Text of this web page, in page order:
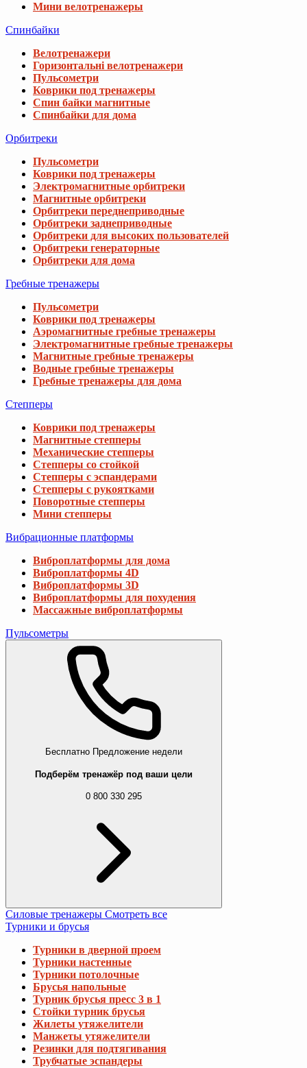
Мини велотренажеры
Спинбайки
Велотренажери
Горизонтальні велотренажери
Пульсометри
Коврики под тренажеры
Спин байки магнитные
Спинбайки для дома
Орбитреки
Пульсометри
Коврики под тренажеры
Электромагнитные орбитреки
Магнитные орбитреки
Орбитреки переднеприводные
Орбитреки заднеприводные
Орбитреки для высоких пользователей
Орбитреки генераторные
Орбитреки для дома
Гребные тренажеры
Пульсометри
Коврики под тренажеры
Аэромагнитные гребные тренажеры
Электромагнитные гребные тренажеры
Магнитные гребные тренажеры
Водные гребные тренажеры
Гребные тренажеры для дома
Степперы
Коврики под тренажеры
Магнитные степперы
Механические степперы
Степперы со стойкой
Степперы с эспандерами
Степперы с рукоятками
Поворотные степперы
Мини степперы
Вибрационные платформы
Виброплатформы для дома
Виброплатформы 4D
Виброплатформы 3D
Виброплатформы для похудения
Массажные виброплатформы
Пульсометры
Бесплатно Предложение недели
Подберём тренажёр под ваши цели
0 800 330 295
Силовые тренажеры Смотреть все
Турники и брусья
Турники в дверной проем
Турники настенные
Турники потолочные
Брусья напольные
Турник брусья пресс 3 в 1
Стойки турник брусья
Жилеты утяжелители
Манжеты утяжелители
Резинки для подтягивания
Трубчатые эспандеры